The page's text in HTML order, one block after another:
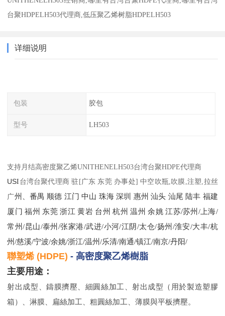
台聚HDPELH503代理商,低压聚乙烯树脂HDPELH503
详细说明
包装 胶包
型号 LH503
支持月结高密度聚乙烯UNITHENELH503台湾台聚HDPE代理商
USI 台湾台聚代理商 驻 [广东 东莞 办事处] 中空吹瓶, 吹膜,注塑,拉丝
广州、番禺 顺德 江门 中山 珠海 深圳 惠州 汕头 汕尾 陆丰 福建
厦门 福州 东莞 浙江 黄岩 台州 杭州 温州 余姚 江苏/苏州/上海/
常州/昆山/泰州/张家港/武进/小河/江阴/太仓/扬州/淮安/大丰/杭
州/慈溪/宁波/余姚/浙江/温州/乐清/南通/镇江/南京/丹阳/
聯塑烯(HDPE) -高密度聚乙烯樹脂
主要用途：
射出成型、鑄膜擠壓、細圓絲加工、射出成型（用於製造塑膠
箱）、淋膜、扁絲加工、粗圓絲加工、薄膜與平板擠壓。